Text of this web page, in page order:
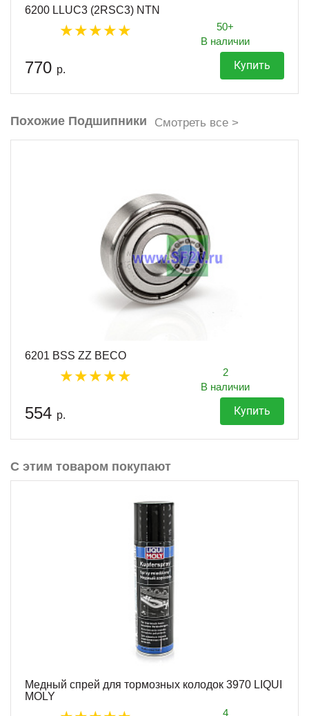
6200 LLUC3 (2RSC3) NTN
50+
В наличии
770 р. Купить
Похожие Подшипники Смотреть все >
6201 BSS ZZ BECO
2
В наличии
554 р. Купить
С этим товаром покупают
Медный спрей для тормозных колодок 3970 LIQUI
MOLY
4